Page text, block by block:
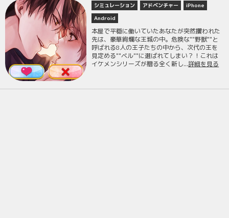
シミュレーション アドベンチャー
iPhone
Android
本屋で平穏に働いていたあなたが突然攫われた
先は、豪華絢爛な王城の中。危険な""野獣""と
呼ばれる8人の王子たちの中から、次代の王を
見定める""ベル""に選ばれてしまい？！これは
イケメンシリーズが贈る全く新し...詳細を見る